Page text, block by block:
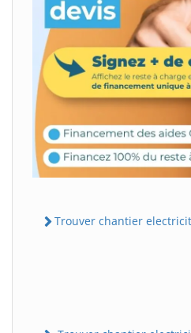
Trouver chantier